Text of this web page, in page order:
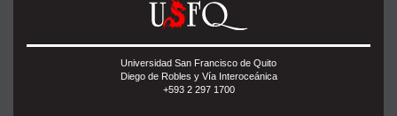
Universidad San Francisco de Quito
Diego de Robles y Vía Interoceánica
+593 2 297 1700